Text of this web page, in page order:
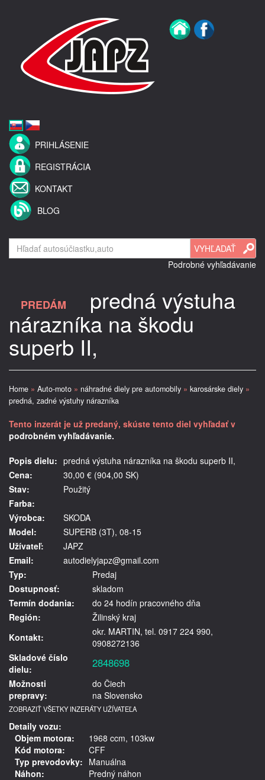
PRIHLÁSENIE
REGISTRÁCIA
KONTAKT
BLOG
Podrobné vyhľadávanie
PREDÁM predná výstuha
nárazníka na škodu
superb II,
Home » Auto-moto » náhradné diely pre automobily » karosárske diely »
predná, zadné výstuhy nárazníka
Tento inzerát je už predaný, skúste tento diel vyhľadať v
podrobném vyhľadávanie.
Popis dielu: predná výstuha nárazníka na škodu superb II,
Cena:
30,00 € (904,00 SK)
Stav:
Použitý
Farba:
Výrobca:
SKODA
Model:
SUPERB (3T), 08-15
Užívateľ:
JAPZ
Email:
autodielyjapz@gmail.com
Typ:
Predaj
Dostupnosť:
skladom
Termín dodania:
do 24 hodín pracovného dňa
Región:
Žilinský kraj
Kontakt:
okr. MARTIN, tel. 0917 224 990,
0908272136
Skladové číslo
dielu:
2848698
Možnosti
prepravy:
do Čiech
na Slovensko
ZOBRAZIŤ VŠETKY INZERÁTY UŽÍVATEĽA
Detaily vozu:
Objem motora:
1968 ccm, 103kw
Kód motora:
CFF
Typ prevodovky: Manuálna
Náhon:
Predný náhon